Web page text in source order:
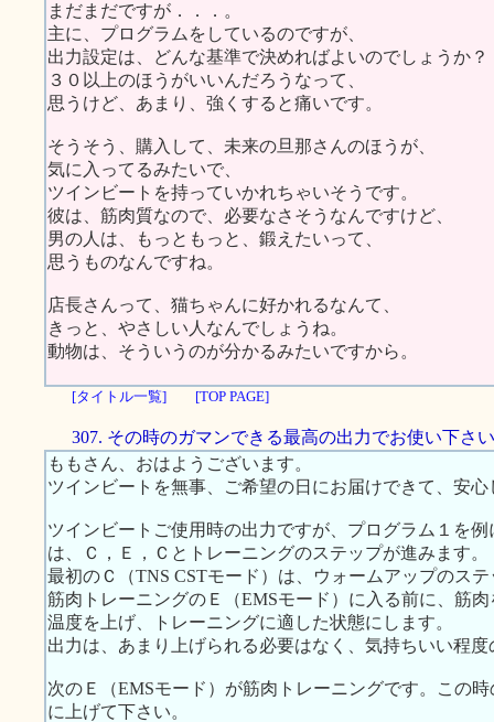
まだまだですが．．．。
主に、プログラムをしているのですが、
出力設定は、どんな基準で決めればよいのでしょうか？
３０以上のほうがいいんだろうなって、
思うけど、あまり、強くすると痛いです。
そうそう、購入して、未来の旦那さんのほうが、
気に入ってるみたいで、
ツインビートを持っていかれちゃいそうです。
彼は、筋肉質なので、必要なさそうなんですけど、
男の人は、もっともっと、鍛えたいって、
思うものなんですね。
店長さんって、猫ちゃんに好かれるなんて、
きっと、やさしい人なんでしょうね。
動物は、そういうのが分かるみたいですから。
[タイトル一覧] [TOP PAGE]
307. その時のガマンできる最高の出力でお使い下さい
ももさん、おはようございます。
ツインビートを無事、ご希望の日にお届けできて、安心
ツインビートご使用時の出力ですが、プログラム１を
は、Ｃ，Ｅ，Ｃとトレーニングのステップが進みます。
最初のＣ（TNS CSTモード）は、ウォームアップのス
筋肉トレーニングのＥ（EMSモード）に入る前に、筋
温度を上げ、トレーニングに適した状態にします。
出力は、あまり上げられる必要はなく、気持ちいい程
次のＥ（EMSモード）が筋肉トレーニングです。この
に上げて下さい。